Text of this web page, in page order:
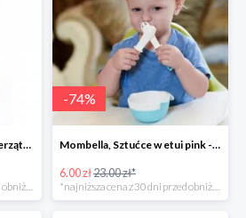
Puzzlika, Puzzle 5w1 - zwierzątka i ich rodzice (produkt potargowy) -67%
*najniższa cena z 30 dni przed obniżką
-74%
Mombella, Sztućce w etui pink -74%
6.00 zł23.00 zł*
*najniższa cena z 30 dni przed obniżką